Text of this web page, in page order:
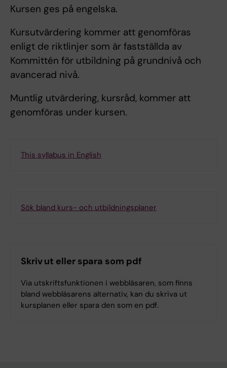
Kursen ges på engelska.
Kursutvärdering kommer att genomföras
enligt de riktlinjer som är fastställda av
Kommittén för utbildning på grundnivå och
avancerad nivå.
Muntlig utvärdering, kursråd, kommer att
genomföras under kursen.
This syllabus in English
Sök bland kurs- och utbildningsplaner
Skriv ut eller spara som pdf
Via utskriftsfunktionen i webbläsaren, som finns
bland webbläsarens alternativ, kan du skriva ut
kursplanen eller spara den som en pdf.